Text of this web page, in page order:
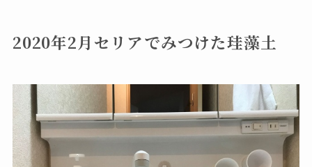
2020年2月セリアでみつけた珪藻土